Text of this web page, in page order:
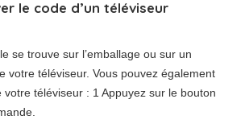
le code d’un téléviseur
se trouve sur l’emballage ou sur un
votre téléviseur. Vous pouvez également
téléviseur : 1 Appuyez sur le bouton